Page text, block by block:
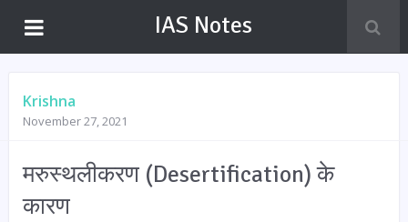
IAS Notes
Krishna
November 27, 2021
मरुस्थलीकरण (Desertification) के
कारण